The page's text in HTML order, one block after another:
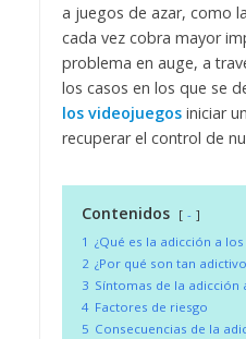
a juegos de azar, como
cada vez cobra mayor
problema en auge, a
los casos en los que se
los videojuegosiniciar
recuperar el control de
Contenidos
-
1 ¿Qué es la adicción a
2 ¿Por qué son tan
3 Síntomas de la adicción
4 Factores de riesgo
5 Consecuencias de la